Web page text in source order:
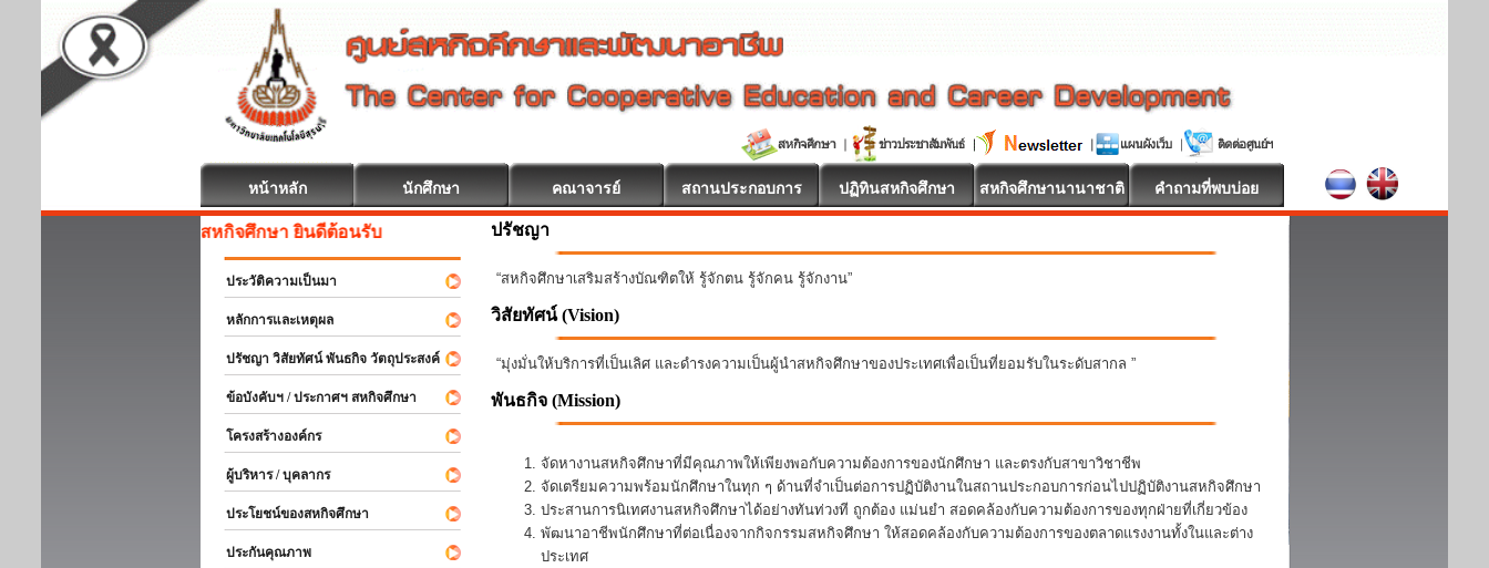
หน้าหลัก นักศึกษา คณาจารย์ สถานประกอบการ ปฏิทินสหกิจศึกษา สหกิจศึกษานานาชาติ คำถามที่พบบ่อย
สหกิจศึกษา ยินดีต้อนรับ
ประวัติความเป็นมา
หลักการและเหตุผล
ปรัชญา วิสัยทัศน์ พันธกิจ วัตถุประสงค์
ข้อบังคับฯ / ประกาศฯ สหกิจศึกษา
โครงสร้างองค์กร
ผู้บริหาร / บุคลากร
ประโยชน์ของสหกิจศึกษา
ประกันคุณภาพ
ปรัชญา
“สหกิจศึกษาเสริมสร้างบัณฑิตให้ รู้จักตน รู้จักคน รู้จักงาน”
วิสัยทัศน์ (Vision)
“มุ่งมั่นให้บริการที่เป็นเลิศ และดำรงความเป็นผู้นำสหกิจศึกษาของประเทศเพื่อเป็นที่ยอมรับในระดับสากล ”
พันธกิจ (Mission)
จัดหางานสหกิจศึกษาที่มีคุณภาพให้เพียงพอกับความต้องการของนักศึกษา และตรงกับสาขาวิชาชีพ
จัดเตรียมความพร้อมนักศึกษาในทุก ๆ ด้านที่จำเป็นต่อการปฏิบัติงานในสถานประกอบการก่อนไปปฏิบัติงานสหกิจศึกษา
ประสานการนิเทศงานสหกิจศึกษาได้อย่างทันท่วงที ถูกต้อง แม่นยำ สอดคล้องกับความต้องการของทุกฝ่ายที่เกี่ยวข้อง
พัฒนาอาชีพนักศึกษาที่ต่อเนื่องจากกิจกรรมสหกิจศึกษา ให้สอดคล้องกับความต้องการของตลาดแรงงานทั้งในและต่าง
ประเทศ